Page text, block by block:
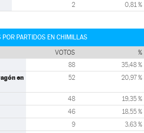
2 0,81 %
POR PARTIDOS EN CHIMILLAS
VOTOS %
88 35,48 %
en
52 20,97 %
48 19,35 %
46 18,55 %
9 3,63 %